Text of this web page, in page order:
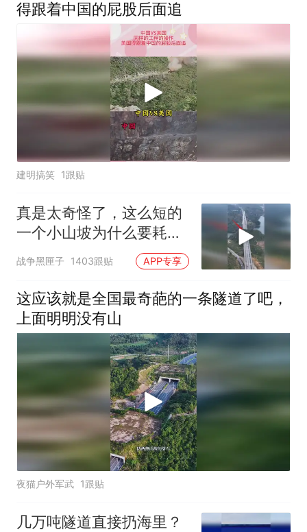
得跟着中国的屁股后面追
建明搞笑 1跟贴
真是太奇怪了，这么短的
一个小山坡为什么要耗巨
资去挖隧道呢？
战争黑匣子 1403跟贴 APP专享
这应该就是全国最奇葩的一条隧道了吧，
上面明明没有山
夜猫户外军武 1跟贴
几万吨隧道直接扔海里？